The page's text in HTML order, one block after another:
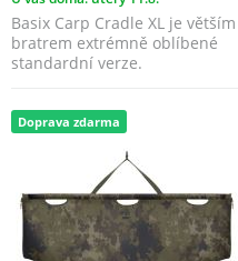
Basix Carp Cradle XL je větším
bratrem extrémně oblíbené
standardní verze.
Doprava zdarma